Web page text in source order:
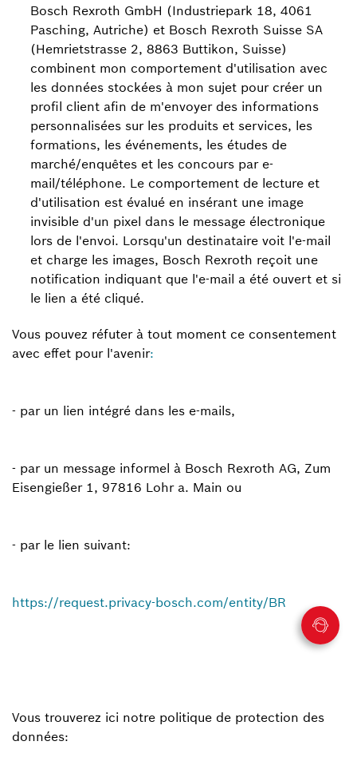
Bosch Rexroth GmbH (Industriepark 18, 4061
Pasching, Autriche) et Bosch Rexroth Suisse SA
(Hemrietstrasse 2, 8863 Buttikon, Suisse)
combinent mon comportement d'utilisation avec
les données stockées à mon sujet pour créer un
profil client afin de m'envoyer des informations
personnalisées sur les produits et services, les
formations, les événements, les études de
marché/enquêtes et les concours par e-
mail/téléphone. Le comportement de lecture et
d'utilisation est évalué en insérant une image
invisible d'un pixel dans le message électronique
lors de l'envoi. Lorsqu'un destinataire voit l'e-mail
et charge les images, Bosch Rexroth reçoit une
notification indiquant que l'e-mail a été ouvert et si
le lien a été cliqué.
Vous pouvez réfuter à tout moment ce consentement
avec effet pour l'avenir:
- par un lien intégré dans les e-mails,
- par un message informel à Bosch Rexroth AG, Zum
Eisengießer 1, 97816 Lohr a. Main ou
- par le lien suivant:
https://request.privacy-bosch.com/entity/BR
Vous trouverez ici notre politique de protection des
données: